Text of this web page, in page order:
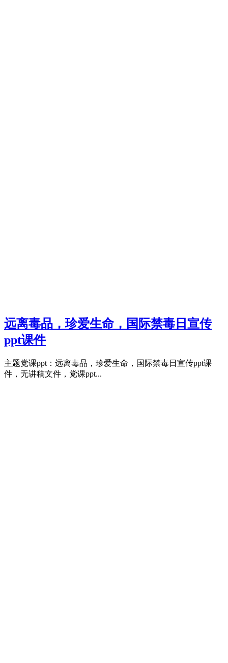
远离毒品，珍爱生命，国际禁毒日宣传
ppt课件
主题党课ppt：远离毒品，珍爱生命，国际禁毒日宣传ppt课
件，无讲稿文件，党课ppt...